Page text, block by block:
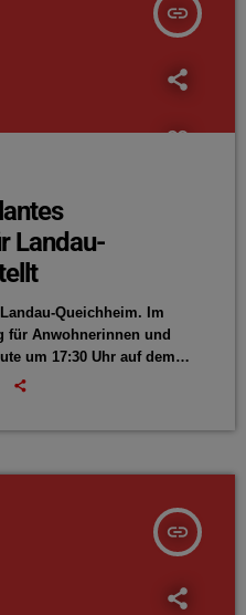
insert_link
Landau-
Queichheim. Im
für Anwohnerinnen und
um 17:30 Uhr auf dem
Lukas Hartmann vorgestellt.
insert_link